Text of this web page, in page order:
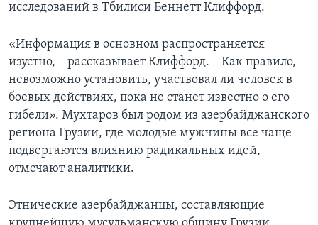
исследований в Тбилиси Беннетт Клиффорд.
«Информация в основном распространяется
изустно, – рассказывает Клиффорд. – Как правило,
невозможно установить, участвовал ли человек в
боевых действиях, пока не станет известно о его
гибели». Мухтаров был родом из азербайджанского
региона Грузии, где молодые мужчины все чаще
подвергаются влиянию радикальных идей,
отмечают аналитики.
Этнические азербайджанцы, составляющие